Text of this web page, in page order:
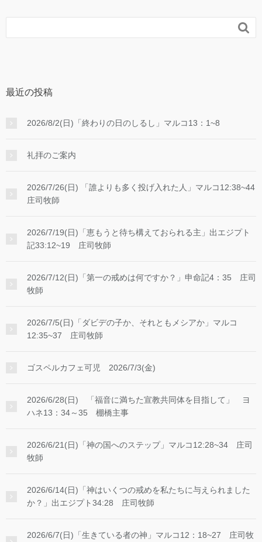

最近の投稿
2026/8/2(日)「終わりの日のしるし」マルコ13：1~8
礼拝のご案内
2026/7/26(日) 「誰よりも多く投げ入れた人」マルコ12:38~44
庄司牧師
2026/7/19(日)「恵もうと待ち構えておられる主」出エジプト
記33:12~19 庄司牧師
2026/7/12(日)「第一の戒めは何ですか？」申命記4：35 庄司
牧師
2026/7/5(日)「ダビデの子か、それともメシアか」マルコ
12:35~37 庄司牧師
ゴスペルカフェ可児 2026/7/3(金)
2026/6/28(日) 「福音に満ちた宣教共同体を目指して」 ヨ
ハネ13：34～35 棚橋主事
2026/6/21(日)「神の国へのステップ」マルコ12:28~34 庄司
牧師
2026/6/14(日)「神はいくつの戒めを私たちに与えられました
か？」出エジプト34:28 庄司牧師
2026/6/7(日)「生きている者の神」マルコ12：18~27 庄司牧